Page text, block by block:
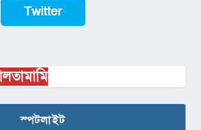
Twitter
স্পটলাইট